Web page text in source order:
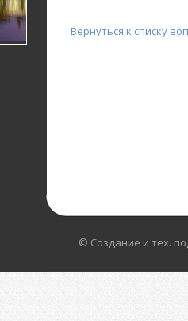
Вернуться к списку
© Создание и тех.